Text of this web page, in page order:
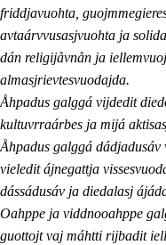
friddjavuohta,
avtaárvvusasjvuohta ja
dán religijåvnån ja
almasjrievtesvuodajda.
Åhpadus galggá vijdedit
kultuvrraárbes ja mijá
Åhpadus galggá
vieledit ájnegattja
dássádusáv ja diedalasj
Oahppe ja viddnooahppe
guottojt vaj máhtti rijbadit